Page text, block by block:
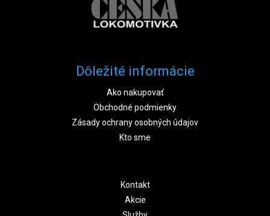
Dôležité informácie
Ako nakupovať
Obchodné podmienky
Zásady ochrany osobných údajov
Kto sme
Kontakt
Akcie